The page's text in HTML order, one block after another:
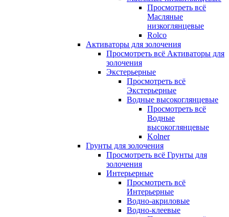
Просмотреть всё
Масляные
низкоглянцевые
Rolco
Активаторы для золочения
Просмотреть всё Активаторы для
золочения
Экстерьерные
Просмотреть всё
Экстерьерные
Водные высокоглянцевые
Просмотреть всё
Водные
высокоглянцевые
Kolner
Грунты для золочения
Просмотреть всё Грунты для
золочения
Интерьерные
Просмотреть всё
Интерьерные
Водно-акриловые
Водно-клеевые